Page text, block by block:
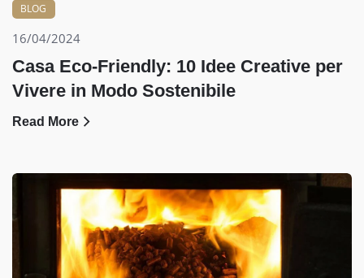
BLOG
16/04/2024
Casa Eco-Friendly: 10 Idee Creative per
Vivere in Modo Sostenibile
Read More